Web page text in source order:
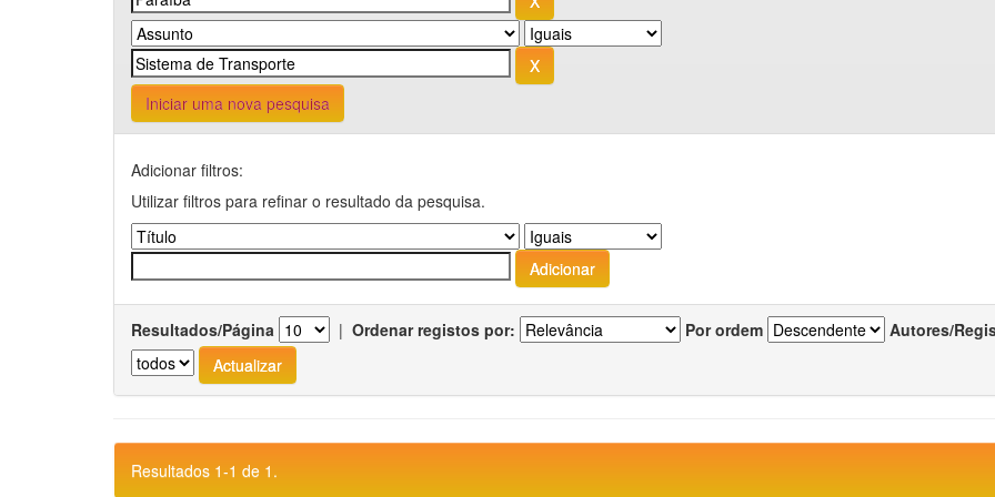
Iniciar uma nova pesquisa
Adicionar filtros:
Utilizar filtros para refinar o resultado da pesquisa.
Resultados/Página | Ordenar registos por: Por ordem Autores/
Resultados 1-1 de 1.